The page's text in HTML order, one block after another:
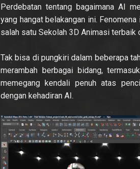
Perdebatan tentang bagaimana AI
yang hangat belakangan ini.
salah satu Sekolah 3D Animasi terbaik
Tak bisa di pungkiri dalam beberapa
merambah berbagai bidang,
memegang kendali penuh atas
dengan kehadiran AI.